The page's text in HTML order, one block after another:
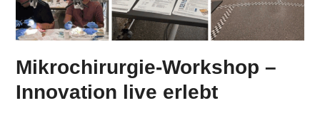
Mikrochirurgie-Workshop –
Innovation live erlebt